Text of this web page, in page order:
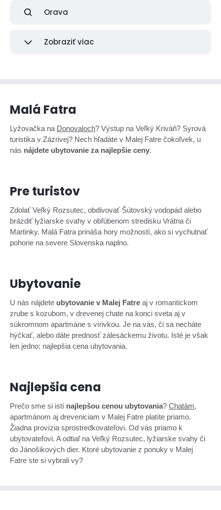
Orava
Zobraziť viac
Malá Fatra
Lyžovačka na Donovaloch? Výstup na Veľký Kriváň? Syrová
turistika v Zázrivej? Nech hľadáte v Malej Fatre čokoľvek, u
nás nájdete ubytovanie za najlepšie ceny.
Pre turistov
Zdolať Veľký Rozsutec, obdivovať Šútovský vodopád alebo
brázdiť lyžiarske svahy v obľúbenom stredisku Vrátna či
Martinky. Malá Fatra prináša hory možností, ako si vychutnať
pohorie na severe Slovenska naplno.
Ubytovanie
U nás nájdete ubytovanie v Malej Fatre aj v romantickom
zrube s kozubom, v drevenej chate na konci sveta aj v
súkromnom apartmáne s vírivkou. Je na vás, či sa necháte
hýčkať, alebo dáte prednosť zálesáckemu životu. Isté je však
len jedno: najlepšia cena ubytovania.
Najlepšia cena
Prečo sme si istí najlepšou cenou ubytovania? Chatám,
apartmánom aj dreveniciam v Malej Fatre platíte priamo.
Žiadna provízia sprostredkovateľovi. Od vás priamo k
ubytovateľovi. A odtiaľ na Veľký Rozsutec, lyžiarske svahy či
do Jánošikových dier. Ktoré ubytovanie z ponuky v Malej
Fatre ste si vybrali vy?